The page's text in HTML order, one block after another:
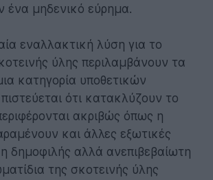
ένα μηδενικό εύρημα.
εναλλακτική λύση για το
ύλης περιλαμβάνουν τα
κατηγορία υποθετικών
ότι κατακλύζουν το
ακριβώς όπως η
και άλλες εξωτικές
δημοφιλής αλλά ανεπιβεβαίωτη
της σκοτεινής ύλης